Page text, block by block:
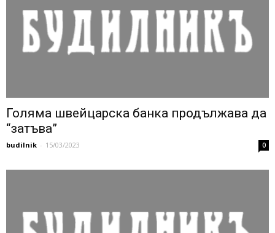
Голяма швейцарска банка продължава да
“затъва”
budilnik - 15/03/2023 0